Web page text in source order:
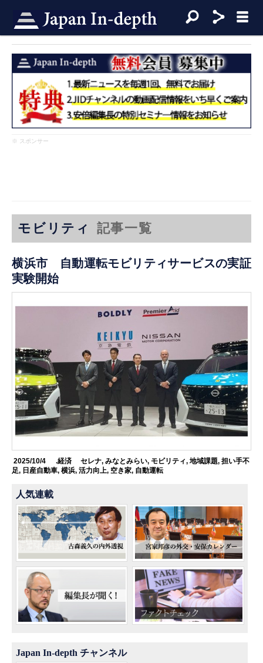
※ スポンサー
モビリティ 記事一覧
横浜市 自動運転モビリティサービスの実証
実験開始
2025/10/4 .経済 セレナ, みなとみらい, モビリティ, 地域課題, 担い手不
足, 日産自動車,横浜,活力向上, 空き家, 自動運転
人気連載
Japan In-depth チャンネル